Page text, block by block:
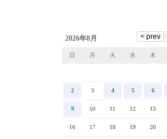
2026年8月
日 月 火 水 木
2 3 4 5 6
9 10 11 12 13
16 17 18 19 20